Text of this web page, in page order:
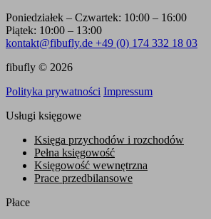
Poniedziałek – Czwartek: 10:00 – 16:00
Piątek: 10:00 – 13:00
kontakt@fibufly.de +49 (0) 174 332 18 03
fibufly © 2026
Polityka prywatności Impressum
Usługi księgowe
Księga przychodów i rozchodów
Pełna księgowość
Księgowość wewnętrzna
Prace przedbilansowe
Płace